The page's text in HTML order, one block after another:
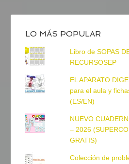
LO MÁS POPULAR
Libro de SOPAS
RECURSOSEP
EL APARATO
para el aula y
(ES/EN)
NUEVO
– 2026
GRATIS)
Colección de